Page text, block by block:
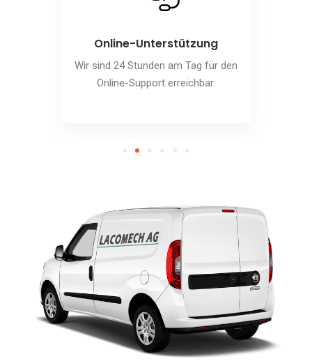
Online-Unterstützung
Wir sind 24 Stunden am Tag für den
Online-Support erreichbar.